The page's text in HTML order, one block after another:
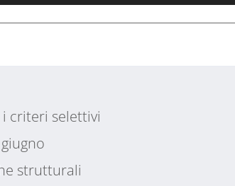
criteri selettivi
strutturali